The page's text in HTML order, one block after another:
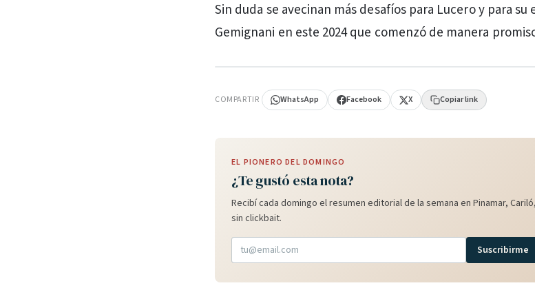
Sin duda se avecinan más desafíos para Lucero y para
Gemignani en este 2024 que comenzó de manera
COMPARTIR WhatsApp Facebook X Copiar link
EL PIONERO DEL DOMINGO
¿Te gustó esta nota?
Recibí cada domingo el resumen editorial de la semana en Pinamar,
sin clickbait.
Suscribirme